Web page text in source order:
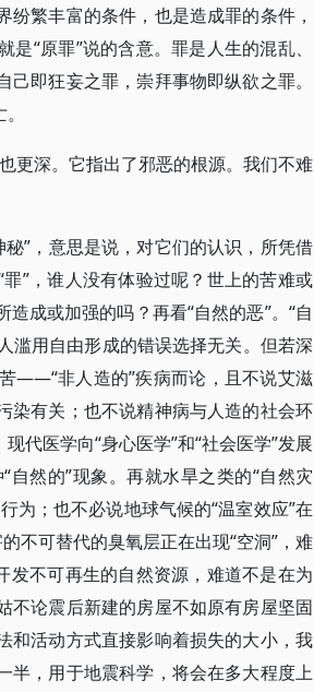
繁丰富的条件，也是造成罪的条件，
“原罪”说的含意。罪是人生的混乱、
即狂妄之罪，崇拜事物即纵欲之罪。
更深。它指出了邪恶的根源。我们不难
秘”，意思是说，对它们的认识，所凭借
”，谁人没有体验过呢？世上的苦难或
成或加强的吗？再看“自然的恶”。“自
滥用自由形成的错误选择无关。但若深
——“非人造的”疾病而论，且不说艾滋
染有关；也不说精神病与人造的社会环
代医学向“身心医学”和“社会医学”发展
然的”现象。再就水旱之类的“自然灾
为；也不必说地球气候的“温室效应”在
不可替代的臭氧层正在出现“空洞”，难
发不可再生的自然资源，难道不是在为
不论震后新建的房屋不如原有房屋坚固
和活动方式直接影响着损失的大小，我
半，用于地震科学，将会在多大程度上